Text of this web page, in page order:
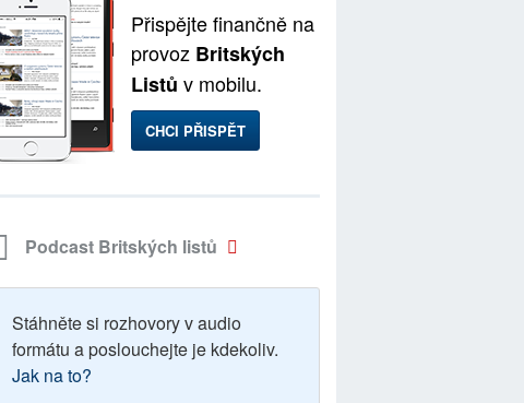
Přispějte finančně na
provoz Britských
Listů v mobilu.
CHCI PŘISPĚT
Podcast Britských listů
Stáhněte si rozhovory v audio
formátu a poslouchejte je kdekoliv.
Jak na to?